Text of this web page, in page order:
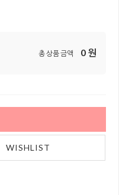
총 상품 금액 0 원
WISHLIST